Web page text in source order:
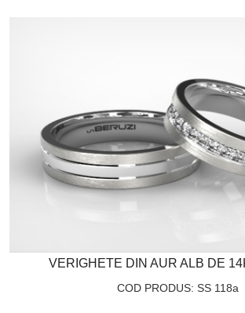
VERIGHETE DIN AUR ALB DE
COD PRODUS: SS 118a